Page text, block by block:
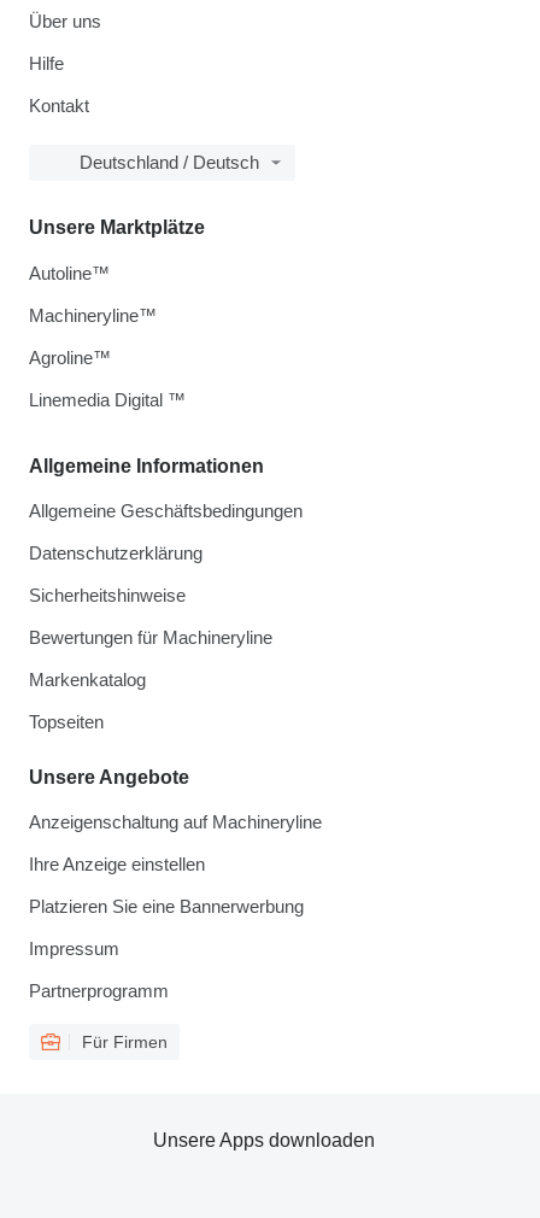
Über uns
Hilfe
Kontakt
Deutschland / Deutsch
Allgemeine Informationen
Allgemeine Geschäftsbedingungen
Datenschutzerklärung
Sicherheitshinweise
Bewertungen für Machineryline
Markenkatalog
Topseiten
Unsere Angebote
Anzeigenschaltung auf Machineryline
Ihre Anzeige einstellen
Platzieren Sie eine Bannerwerbung
Impressum
Partnerprogramm
Für Firmen
Unsere Marktplätze
Autoline™
Machineryline™
Agroline™
Linemedia Digital ™
Unsere Apps downloaden